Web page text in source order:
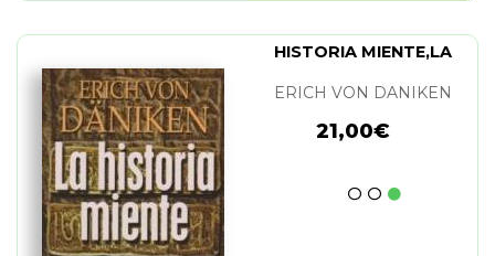
HISTORIA MIENTE,LA
ERICH VON DANIKEN
21,00€